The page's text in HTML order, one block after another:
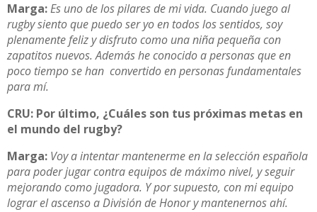
Marga:Es uno de los pilares de mi vida. Cuando juego al
rugby siento que puedo ser yo en todos los sentidos, soy
plenamente feliz y disfruto como una niña pequeña con
zapatitos nuevos. Además he conocido a personas que en
poco tiempo se han convertido en personas fundamentales
para mí.
CRU: Por último, ¿Cuáles son tus próximas metas en
el mundo del rugby?
Marga: Voy a intentar mantenerme en la selección española
para poder jugar contra equipos de máximo nivel, y seguir
mejorando como jugadora. Y por supuesto, con mi equipo
lograr el ascenso a División de Honor y mantenernos ahí.